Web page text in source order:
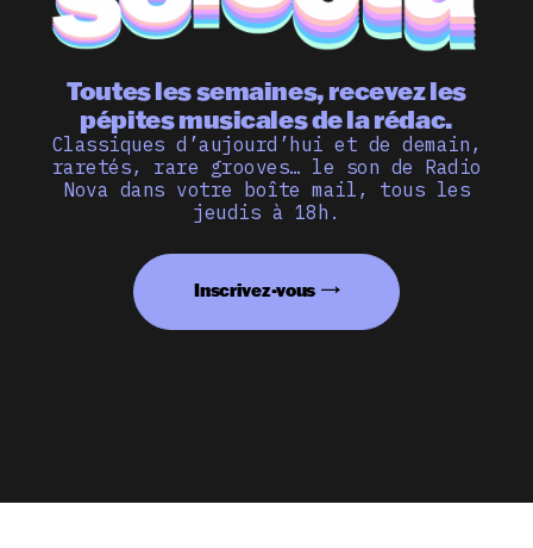
Toutes les semaines, recevez les
pépites musicales de la rédac.
Classiques d’aujourd’hui et de demain,
raretés, rare grooves… le son de Radio
Nova dans votre boîte mail, tous les
jeudis à 18h.
Inscrivez-vous